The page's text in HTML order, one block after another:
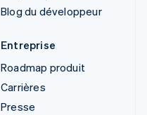
Blog du développeur
Entreprise
Roadmap produit
Carrières
Presse